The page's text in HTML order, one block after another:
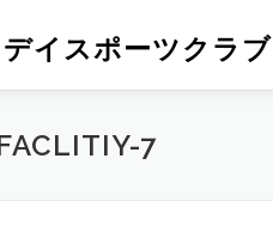
イスポーツクラブ
7